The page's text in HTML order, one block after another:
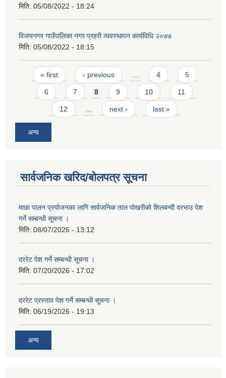
मिति: 05/08/2022 - 18:24
विजयनगर गाउँपालिका नगर प्रहरी व्यवस्थापन कार्यविधि २०७७
मिति: 05/08/2022 - 18:15
Pages
« first ‹ previous 4 5
6 7 8 9 10 11
12 next › last »
अन्य
सार्वजनिक खरिद/बोलपत्र सूचना
माछा पालन प्रयाेजनका लागि सार्वजनिक ताल पाेखरीकाे शिलबन्दी दरभाउ पेश
गर्ने सम्बन्धी सूचना ।
मिति: 08/07/2026 - 13:12
दररेट पेश गर्ने सम्बन्धी सूचना ।
मिति: 07/20/2026 - 17:02
दररेट प्रस्ताव पेश गर्ने सम्बन्धी सूचना ।
मिति: 06/19/2026 - 19:13
अन्य